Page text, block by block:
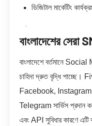
ডিজিটাল মার্কেটিং
বাংলাদেশের
বাংলাদেশে বর্তমানে
চাহিদা দ্রুত বৃদ্ধি পাচ্ছে।
Facebook,
Telegram সার্ভিস প্রদান
এবং API সুবিধার কারণে এটি